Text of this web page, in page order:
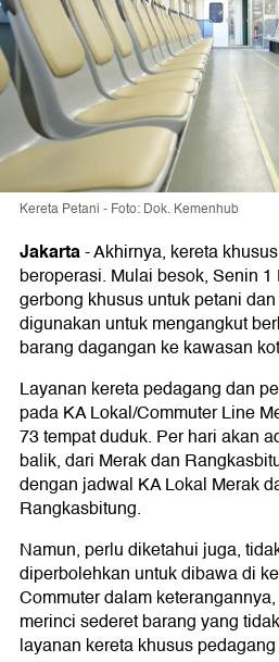
Kereta Petani - Foto: Dok. Kemenhub
Jakarta-Akhirnya, kereta
beroperasi. Mulai besok, Senin
gerbong khusus untuk petani
digunakan untuk mengangkut
barang dagangan ke kawasan
Layanan kereta pedagang dan
pada KA Lokal/Commuter Line
73 tempat duduk. Per hari akan
balik, dari Merak dan
dengan jadwal KA Lokal Merak
Rangkasbitung.
Namun, perlu diketahui juga,
diperbolehkan untuk dibawa di
Commuter dalam
merinci sederet barang yang
layanan kereta khusus